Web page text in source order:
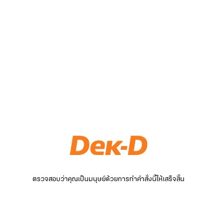
ตรวจสอบว่าคุณเป็นมนุษย์ด้วยการทำคำสั่งนี้ให้เสร็จสิ้น